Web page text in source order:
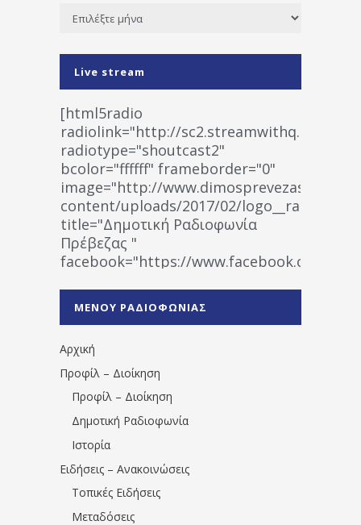
Ιστορικό
Live stream
[html5radio
radiolink="http://
radiotype="shoutcast2"
bcolor="ffffff" frameborder="0"
image="http://www.dimosprevezas.gr/wp-
content/uploads/2017/02/
title="Δημοτική Ραδιοφωνία
Πρέβεζας "
facebook="https://www.facebook.com/
1531194763766854/" artist="" ]
ΜΕΝΟΥ ΡΑΔΙΟΦΩΝΙΑΣ
Αρχική
Προφίλ – Διοίκηση
Προφίλ – Διοίκηση
Δημοτική Ραδιοφωνία
Ιστορία
Ειδήσεις – Ανακοινώσεις
Τοπικές Ειδήσεις
Μεταδόσεις